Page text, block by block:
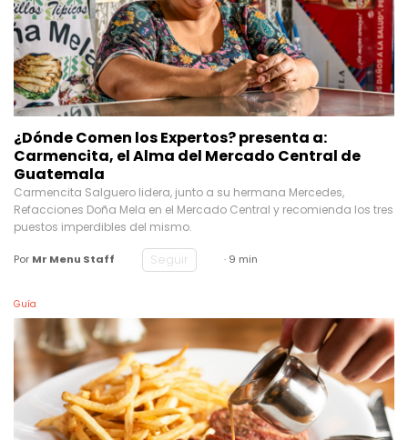
¿Dónde Comen los Expertos? presenta a:
Carmencita, el Alma del Mercado Central de
Guatemala
Carmencita Salguero lidera, junto a su hermana Mercedes,
Refacciones Doña Mela en el Mercado Central y recomienda los tres
puestos imperdibles del mismo.
Por Mr Menu Staff Seguir · 9 min
Guía